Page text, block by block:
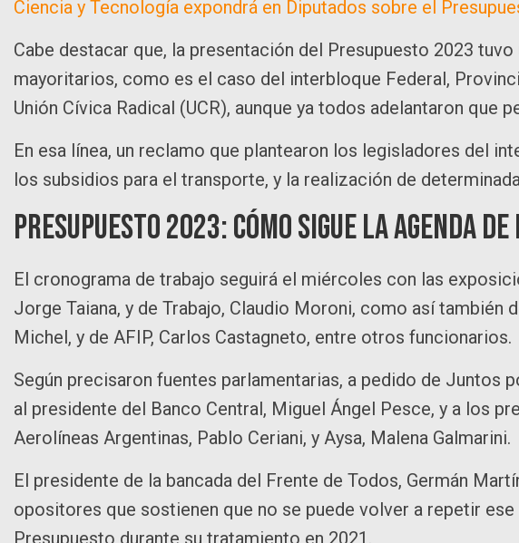
Ciencia y Tecnología expondrá en Diputados sobre el
Cabe destacar que, la presentación del Presupuesto 2023
mayoritarios, como es el caso del interbloque Federal,
Unión Cívica Radical (UCR), aunque ya todos adelantaron que
En esa línea, un reclamo que plantearon los legisladores del
los subsidios para el transporte, y la realización de
Presupuesto 2023: cómo sigue la agenda
El cronograma de trabajo seguirá el miércoles con las
Jorge Taiana, y de Trabajo, Claudio Moroni, como así también
Michel, y de AFIP, Carlos Castagneto, entre otros funcionarios.
Según precisaron fuentes parlamentarias, a pedido de Juntos
al presidente del Banco Central, Miguel Ángel Pesce, y a los
Aerolíneas Argentinas, Pablo Ceriani, y Aysa, Malena Galmarini.
El presidente de la bancada del Frente de Todos, Germán
opositores que sostienen que no se puede volver a repetir
Presupuesto durante su tratamiento en 2021.